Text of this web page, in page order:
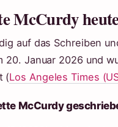
McCurdy
auf das Schreiben
20. Januar 2026 und
(Los Angeles Times
McCurdy